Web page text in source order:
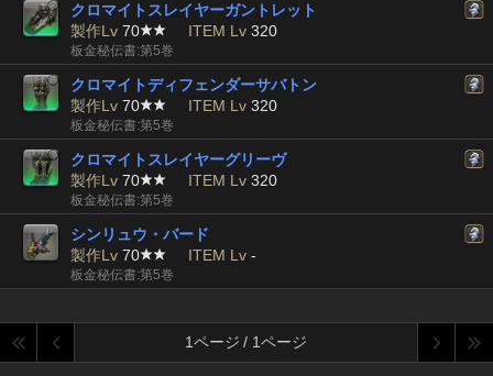
クロマイトスレイヤーガントレット
製作Lv 70 ITEM Lv 320
板金秘伝書:第5巻
クロマイトディフェンダーサバトン
製作Lv 70 ITEM Lv 320
板金秘伝書:第5巻
クロマイトスレイヤーグリーヴ
製作Lv 70 ITEM Lv 320
板金秘伝書:第5巻
シンリュウ・バード
製作Lv 70 ITEM Lv -
板金秘伝書:第5巻
1ページ / 1ページ